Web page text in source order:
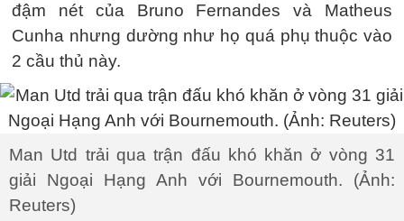
đậm nét của Bruno Fernandes và Matheus
Cunha nhưng dường như họ quá phụ thuộc vào
2 cầu thủ này.
Man Utd trải qua trận đấu khó khăn ở vòng 31
giải Ngoại Hạng Anh với Bournemouth. (Ảnh:
Reuters)